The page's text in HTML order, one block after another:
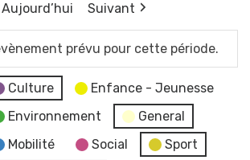
Aujourd’hui Suivant
prévu pour cette période.
Culture
Enfance - Jeunesse
Environnement
General
Mobilité
Social
Sport